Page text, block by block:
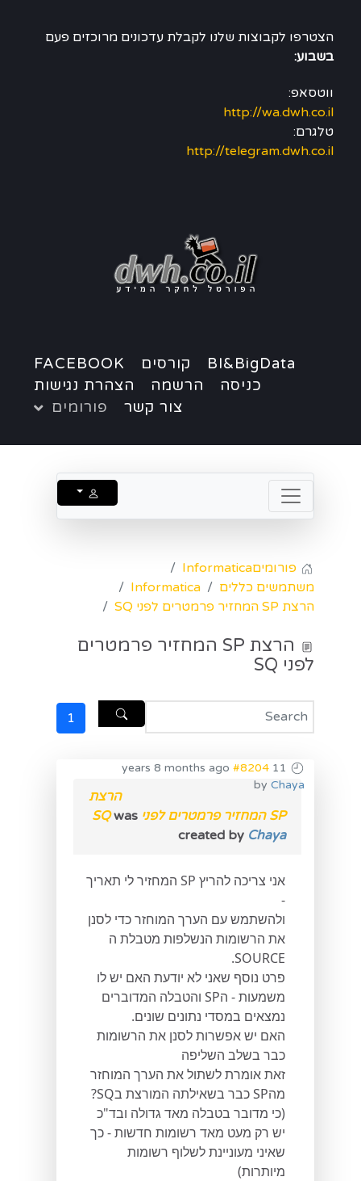
הצטרפו לקבוצות שלנו לקבלת עדכונים מרוכזים פעם
בשבוע:
ווטסאפ:
http://wa.dwh.co.il
טלגרם:
http://telegram.dwh.co.il
BI&BigData קורסים
FACEBOOK
כניסה
הרשמה
הצהרת נגישות
צור קשר
פורומים
פורומיםInformatica
משתמשים כללים
Informatica
הרצת SP המחזיר פרמטרים לפני SQ
הרצת SP המחזיר פרמטרים
לפני SQ
1
11 years 8 months ago
#8204
by Chaya
הרצת
SP המחזיר פרמטרים לפני SQ
was
created by Chaya
אני צריכה להריץ SP המחזיר לי תאריך
-
ולהשתמש עם הערך המוחזר כדי לסנן
את הרשומות הנשלפות מטבלת ה
SOURCE.
פרט נוסף שאני לא יודעת האם יש לו
משמעות - הSP והטבלה המדוברים
נמצאים במסדי נתונים שונים.
האם יש אפשרות לסנן את הרשומות
כבר בשלב השליפה
זאת אומרת לשתול את הערך המוחזר
מהSP כבר בשאילתה המורצת בSQ?
(כי מדובר בטבלה מאד גדולה ובד"כ
יש רק מעט מאד רשומות חדשות - כך
שאיני מעוניינת לשלוף רשומות
מיותרות)